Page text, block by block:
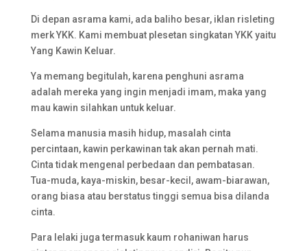
Di depan asrama kami, ada baliho besar, iklan risleting
merk YKK. Kami membuat plesetan singkatan YKK yaitu
Yang Kawin Keluar.
Ya memang begitulah, karena penghuni asrama
adalah mereka yang ingin menjadi imam, maka yang
mau kawin silahkan untuk keluar.
Selama manusia masih hidup, masalah cinta
percintaan, kawin perkawinan tak akan pernah mati.
Cinta tidak mengenal perbedaan dan pembatasan.
Tua-muda, kaya-miskin, besar-kecil, awam-biarawan,
orang biasa atau berstatus tinggi semua bisa dilanda
cinta.
Para lelaki juga termasuk kaum rohaniwan harus